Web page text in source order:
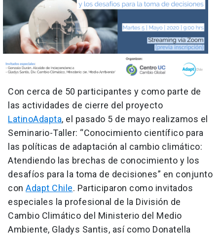
Con cerca de 50 participantes y como parte de
las actividades de cierre del proyecto
LatinoAdapta, el pasado 5 de mayo realizamos el
Seminario-Taller: “Conocimiento científico para
las políticas de adaptación al cambio climático:
Atendiendo las brechas de conocimiento y los
desafíos para la toma de decisiones” en conjunto
con Adapt Chile. Participaron como invitados
especiales la profesional de la División de
Cambio Climático del Ministerio del Medio
Ambiente, Gladys Santis, así como Donatella